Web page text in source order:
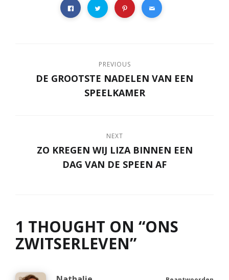
PREVIOUS
DE GROOTSTE NADELEN VAN EEN
SPEELKAMER
NEXT
ZO KREGEN WIJ LIZA BINNEN EEN
DAG VAN DE SPEEN AF
1 THOUGHT ON “ONS
ZWITSERLEVEN”